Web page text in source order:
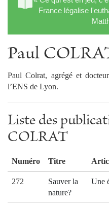
France légalise
Paul
Paul Colrat, agrégé et
l’ENS de Lyon.
Liste des
COLRAT
Numéro Titre
272
Sauver la
nature?
Une